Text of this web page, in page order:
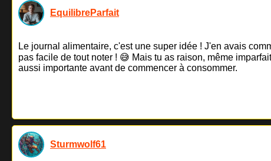
EquilibreParfait
Le journal alimentaire, c'est une super idée ! J'en avais
pas facile de tout noter ! 😅 Mais tu as raison, même
aussi importante avant de commencer à consommer.
Sturmwolf61